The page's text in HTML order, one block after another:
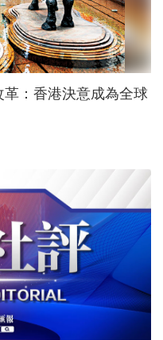
革：香港決意成為全球